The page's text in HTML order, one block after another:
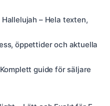
– Hela texten,
öppettider och aktuella
guide för säljare